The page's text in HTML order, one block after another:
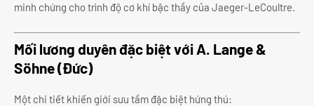
minh chứng cho trình độ cơ khí bậc thầy của Jaeger-LeCoultre.
Mối lương duyên đặc biệt với A. Lange &
Söhne (Đức)
Một chi tiết khiến giới sưu tầm đặc biệt hứng thú: